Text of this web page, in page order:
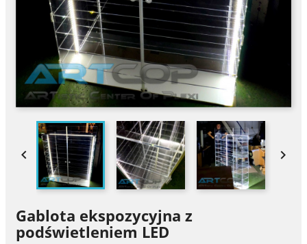
 
Gablota ekspozycyjna z
podświetleniem LED